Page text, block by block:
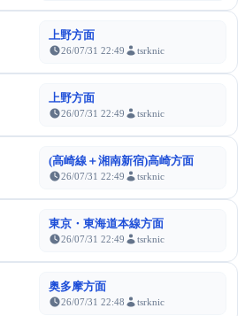
上野方面
26/07/31 22:49 tsrknic
上野方面
26/07/31 22:49 tsrknic
(高崎線＋湘南新宿)高崎方面
26/07/31 22:49 tsrknic
東京・東海道本線方面
26/07/31 22:49 tsrknic
奥多摩方面
26/07/31 22:48 tsrknic